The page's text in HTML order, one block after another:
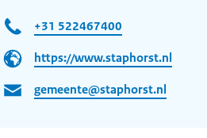
+31 522467400
https://www.staphorst.nl
gemeente@staphorst.nl